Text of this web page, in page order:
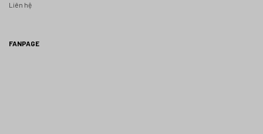
Liên hệ
FANPAGE